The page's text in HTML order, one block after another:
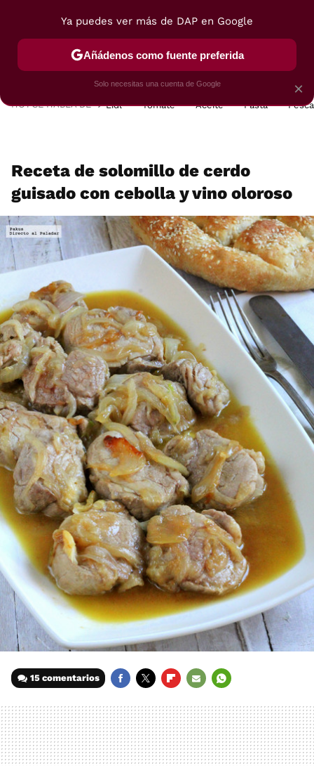
POSTRES VIAJES SELECCIÓN VEGUI
HOY SE HABLA DE Lidl Tomate Aceite Pasta
Receta de solomillo de cerdo
guisado con cebolla y vino oloroso
15 comentarios
MAIL
×
Ya puedes ver más de DAP en Google
Añádenos como fuente preferida
Solo necesitas una cuenta de Google